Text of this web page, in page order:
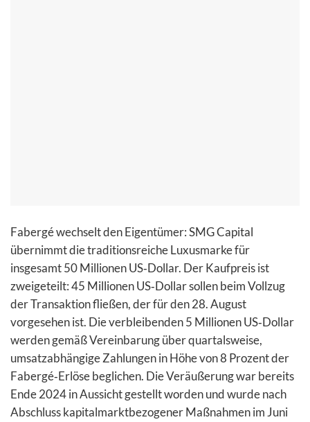
Fabergé wechselt den Eigentümer: SMG Capital
übernimmt die traditionsreiche Luxusmarke für
insgesamt 50 Millionen US‑Dollar. Der Kaufpreis ist
zweigeteilt: 45 Millionen US‑Dollar sollen beim Vollzug
der Transaktion fließen, der für den 28. August
vorgesehen ist. Die verbleibenden 5 Millionen US‑Dollar
werden gemäß Vereinbarung über quartalsweise,
umsatzabhängige Zahlungen in Höhe von 8 Prozent der
Fabergé‑Erlöse beglichen. Die Veräußerung war bereits
Ende 2024 in Aussicht gestellt worden und wurde nach
Abschluss kapitalmarktbezogener Maßnahmen im Juni